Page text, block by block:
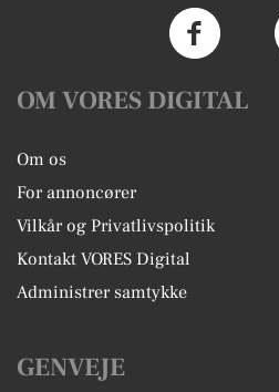
OM VORES DIGITAL
Om os
For annoncører
Vilkår og Privatlivspolitik
Kontakt VORES Digital
Administrer samtykke
GENVEJE